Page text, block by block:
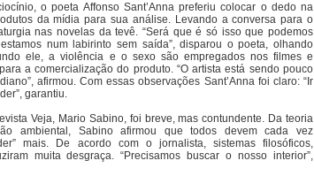
o poeta Affonso Sant’Anna preferiu colocar o dedo na
da mídia para sua análise. Levando a conversa para o
nas novelas da tevê. “Será que é só isso que podemos
num labirinto sem saída”, disparou o poeta, olhando
ele, a violência e o sexo são empregados nos filmes e
a comercialização do produto. “O artista está sendo pouco
afirmou. Com essas observações Sant’Anna foi claro: “Ir
garantiu.
Veja, Mario Sabino, foi breve, mas contundente. Da teoria
ambiental, Sabino afirmou que todos devem cada vez
mais. De acordo com o jornalista, sistemas filosóficos,
muita desgraça. “Precisamos buscar o nosso interior”,